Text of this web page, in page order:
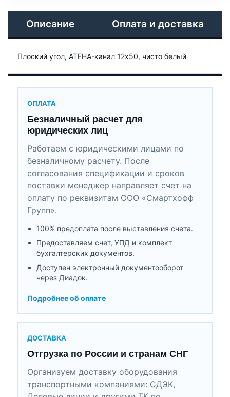
Описание Оплата и доставка
Плоский угол, ATEHA-канал 12x50, чисто белый
ОПЛАТА
Безналичный расчет для
юридических лиц
Работаем с юридическими лицами по
безналичному расчету. После
согласования спецификации и сроков
поставки менеджер направляет счет на
оплату по реквизитам ООО «Смартхофф
Групп».
100% предоплата после выставления счета.
Предоставляем счет, УПД и комплект
бухгалтерских документов.
Доступен электронный документооборот
через Диадок.
Подробнее об оплате
ДОСТАВКА
Отгрузка по России и странам СНГ
Организуем доставку оборудования
транспортными компаниями: СДЭК,